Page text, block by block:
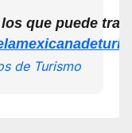
que puede
de Turismo